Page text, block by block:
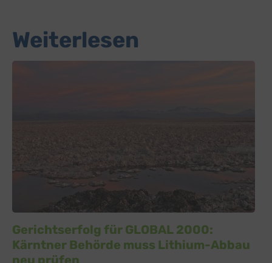
Weiterlesen
Gerichtserfolg für GLOBAL 2000:
Kärntner Behörde muss Lithium-Abbau